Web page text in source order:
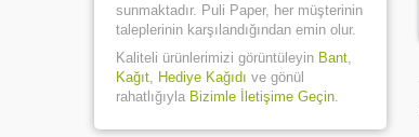
sunmaktadır. Puli Paper, her müşterinin
taleplerinin karşılandığından emin olur.
Kaliteli ürünlerimizi görüntüleyin Bant,
Kağıt, Hediye Kağıdı ve gönül
rahatlığıyla Bizimle İletişime Geçin.